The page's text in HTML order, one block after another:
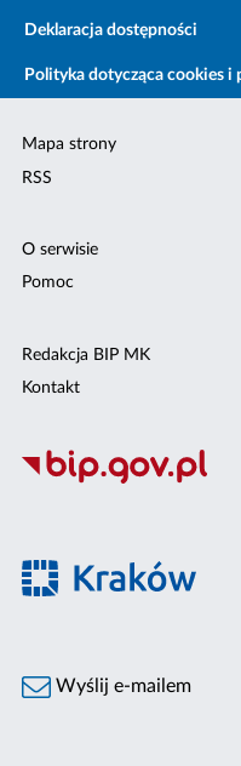
Deklaracja dostępności
Polityka dotycząca cookies
Mapa strony
RSS
O serwisie
Pomoc
Redakcja BIP MK
Kontakt
Wyślij e-mailem